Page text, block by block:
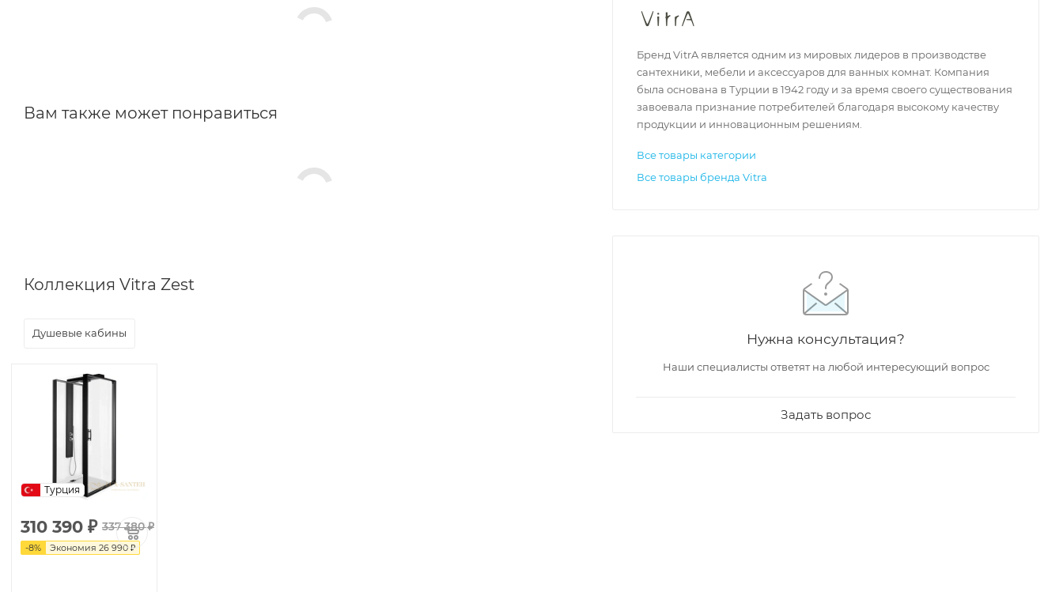
Вам также может понравиться
Коллекция Vitra Zest
Душевые кабины
Турция
310 390 ₽ 337 380₽
-8% Экономия 26 990 ₽
Бренд VitrA является одним из мировых лидеров в производстве
сантехники, мебели и аксессуаров для ванных комнат. Компания
была основана в Турции в 1942 году и за время своего существования
завоевала признание потребителей благодаря высокому качеству
продукции и инновационным решениям.
Все товары категории
Все товары бренда Vitra
Нужна консультация?
Наши специалисты ответят на любой интересующий вопрос
Задать вопрос